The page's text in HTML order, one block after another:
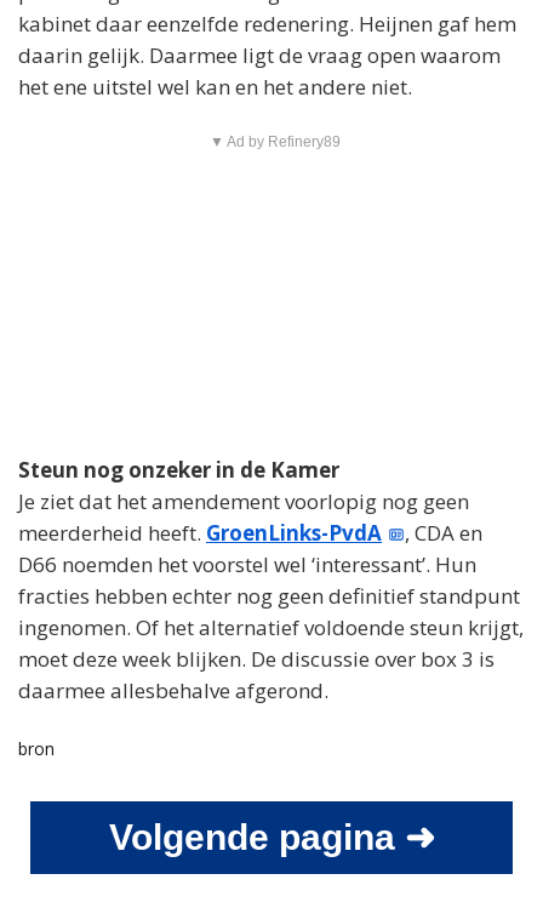
kabinet daar eenzelfde redenering. Heijnen gaf hem
daarin gelijk. Daarmee ligt de vraag open waarom
het ene uitstel wel kan en het andere niet.
▼ Ad by Refinery89
Steun nog onzeker in de Kamer
Je ziet dat het amendement voorlopig nog geen
meerderheid heeft. GroenLinks-PvdA
, CDA en
D66 noemden het voorstel wel ‘interessant’. Hun
fracties hebben echter nog geen definitief standpunt
ingenomen. Of het alternatief voldoende steun krijgt,
moet deze week blijken. De discussie over box 3 is
daarmee allesbehalve afgerond.
bron
Volgende pagina ➜